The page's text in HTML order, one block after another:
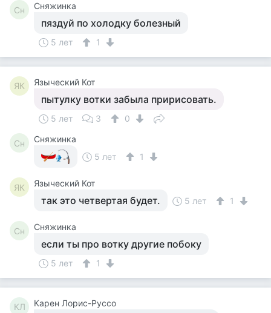
Сн Сняжинка
пяздуй по холодку болезный
5 лет 1
ЯК Языческий Кот
пытулку вотки забыла пририсовать.
5 лет 3 0
Сн
Сняжинка
5 лет
1
ЯК Языческий Кот
так это четвертая будет. 5 лет 1
Сн Сняжинка
если ты про вотку другие побоку
5 лет 1
КЛ Карен Лорис-Руссо